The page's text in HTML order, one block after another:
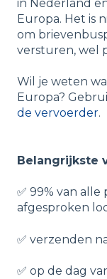
in Nederland
Europa. Het is
om
versturen, wel
Wil je weten
Europa?
de vervoerder.
Belangrijkste
✅ 99% van
afgesproken
✅ verzenden
✅ op de dag